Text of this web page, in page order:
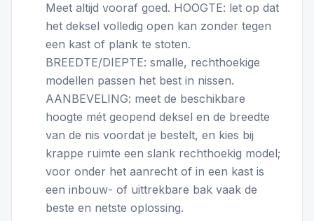
Meet altijd vooraf goed. HOOGTE: let op dat
het deksel volledig open kan zonder tegen
een kast of plank te stoten.
BREEDTE/DIEPTE: smalle, rechthoekige
modellen passen het best in nissen.
AANBEVELING: meet de beschikbare
hoogte mét geopend deksel en de breedte
van de nis voordat je bestelt, en kies bij
krappe ruimte een slank rechthoekig model;
voor onder het aanrecht of in een kast is
een inbouw- of uittrekbare bak vaak de
beste en netste oplossing.